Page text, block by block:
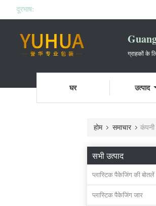
दूरभाष:
ग्राहकों के
घर उत्पाद
होम समाचार कंपनी
सभी उत्पाद
प्लास्टिक पैकेजिंग की बोतलें
प्लास्टिक पैकेजिंग जार